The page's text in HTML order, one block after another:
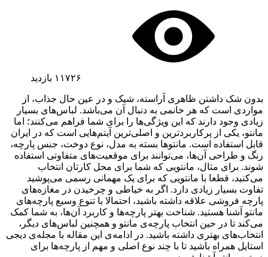
۱۱۷۲۶ بازدید
بدون شک داشتن ظاهری آراسته، شیک و در عین حال جذاب، از
مواردی است که هر خانمی به دنبال آن می‌باشد. لباس‌های بسیار
زیادی وجود دارند که این ویژگی‌ها را برای شما فراهم می‌کنند؛ اما
مانتو، یکی از پرکاربردترین و اصلی‌ترین آیتم‌هایی است که در ایران
قابل استفاده است. مانتوها بسته به مدل، نوع دوخت، جنس پارچه،
رنگ و طراحی آن‌ها، می‌توانند برای موقعیت‌های متفاوتی استفاده
شوند. برای مثال، مانتویی که شما برای محل کارتان انتخاب
می‌کنید، قطعا با مانتویی که برای یک مهمانی رسمی می‌پوشید
تفاوت بسیار زیادی دارد. اگر به خیاطی و چرخیدن در مغازه‌های
پارچه فروشی علاقه داشته باشید، احتمالا با تنوع وسیع پارچه‌های
مانتو آشنا هستید. شناخت بهتر پارچه‌ها و کاربرد آن‌ها، به شما کمک
می‌کند تا در حین انتخاب پارچه‌ی مانتو و همچنین لباس‌های دیگر،
انتخاب‌های بهتری داشته باشید. در ادامه‌‌ی این مقاله با مجله‌ی دیجی
استایل همراه باشید تا با چند نوع اصلی و مهم از پارچه‌ها برای